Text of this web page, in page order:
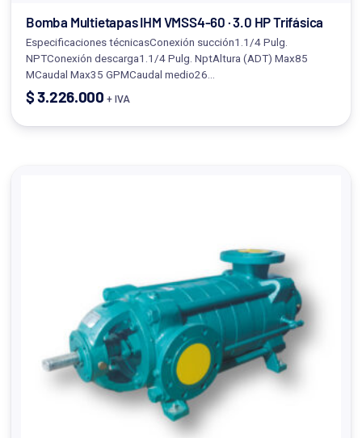
Bomba Multietapas IHM VMSS4-60 · 3.0 HP Trifásica
Especificaciones técnicasConexión succión1.1/4 Pulg.
NPTConexión descarga1.1/4 Pulg. NptAltura (ADT) Max85
MCaudal Max35 GPMCaudal medio26…
$3.226.000 + IVA